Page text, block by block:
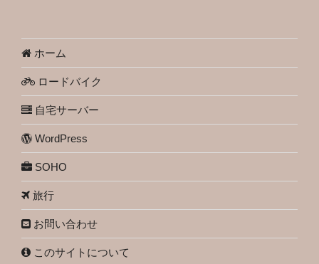
ホーム
ロードバイク
自宅サーバー
WordPress
SOHO
旅行
お問い合わせ
このサイトについて